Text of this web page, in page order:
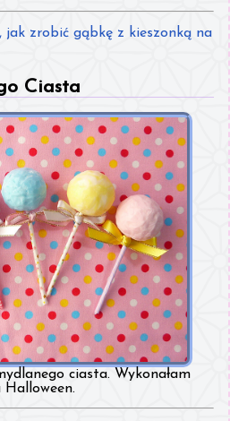
jak zrobić gąbkę z kieszonką na
Ciasta
ciasta. Wykonałam
Halloween.